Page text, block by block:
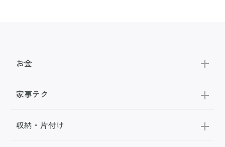
お金
家事テク
収納・片付け